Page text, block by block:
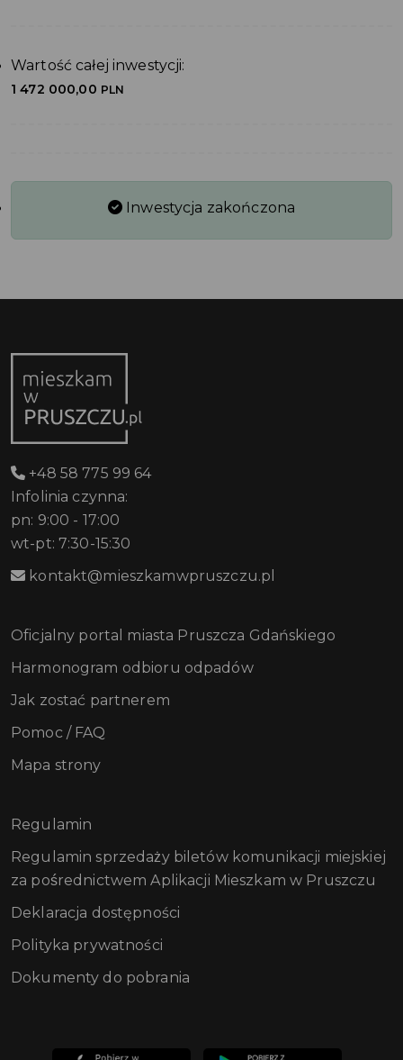
Wartość całej inwestycji:
1 472 000,00 PLN
Inwestycja zakończona
+48 58 775 99 64
Infolinia czynna:
pn: 9:00 - 17:00
wt-pt: 7:30-15:30
kontakt@mieszkamwpruszczu.pl
Oficjalny portal miasta Pruszcza Gdańskiego
Harmonogram odbioru odpadów
Jak zostać partnerem
Pomoc / FAQ
Mapa strony
Regulamin
Regulamin sprzedaży biletów komunikacji miejskiej
za pośrednictwem Aplikacji Mieszkam w Pruszczu
Deklaracja dostępności
Polityka prywatności
Dokumenty do pobrania